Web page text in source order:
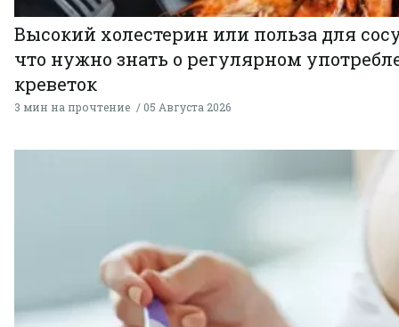
Высокий холестерин или польза для
что нужно знать о регулярном
креветок
3 мин на прочтение 05 Августа 2026